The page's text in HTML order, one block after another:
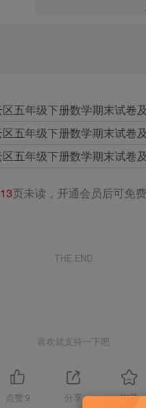
13页未读，开通会员后可免
THE END
喜欢就支持一下吧
点赞 9 分享 收藏